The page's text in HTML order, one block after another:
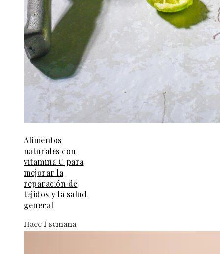
Alimentos
naturales con
vitamina C para
mejorar la
reparación de
tejidos y la salud
general
Hace 1 semana